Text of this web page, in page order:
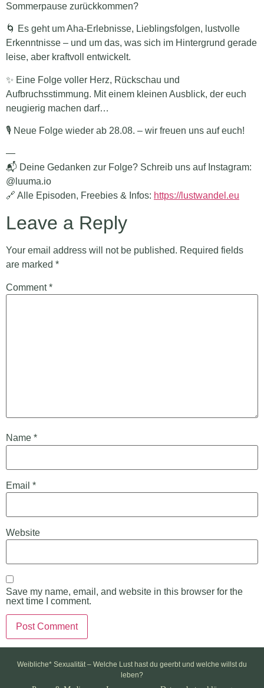
Sommerpause zurückkommen?
🌀 Es geht um Aha-Erlebnisse, Lieblingsfolgen, lustvolle
Erkenntnisse – und um das, was sich im Hintergrund gerade
leise, aber kraftvoll entwickelt.
✨ Eine Folge voller Herz, Rückschau und
Aufbruchsstimmung. Mit einem kleinen Ausblick, der euch
neugierig machen darf…
🎙️ Neue Folge wieder ab 28.08. – wir freuen uns auf euch!
—
📬 Deine Gedanken zur Folge? Schreib uns auf Instagram:
@luuma.io
🔗 Alle Episoden, Freebies & Infos: https://lustwandel.eu
Leave a Reply
Your email address will not be published. Required fields
are marked *
Comment*
Name *
Email *
Website
Save my name, email, and website in this browser for the
next time I comment.
Weibliche* Sexualität – Welche Lust hast du geerbt und welche willst du
leben?